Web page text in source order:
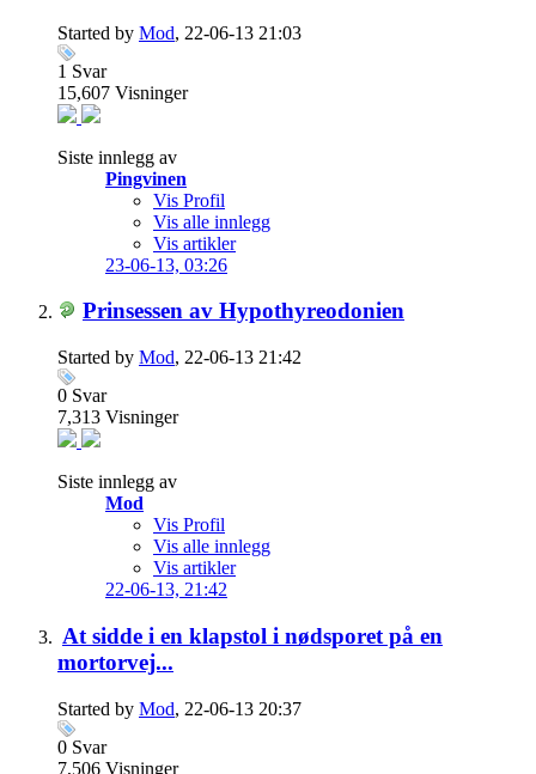
Started by Mod, 22-06-13 21:03
1 Svar
15,607 Visninger
Siste innlegg av
Pingvinen
Vis Profil
Vis alle innlegg
Vis artikler
23-06-13, 03:26
Prinsessen av Hypothyreodonien
Started by Mod, 22-06-13 21:42
0 Svar
7,313 Visninger
Siste innlegg av
Mod
Vis Profil
Vis alle innlegg
Vis artikler
22-06-13, 21:42
At sidde i en klapstol i nødsporet på en
mortorvej...
Started by Mod, 22-06-13 20:37
0 Svar
7,506 Visninger